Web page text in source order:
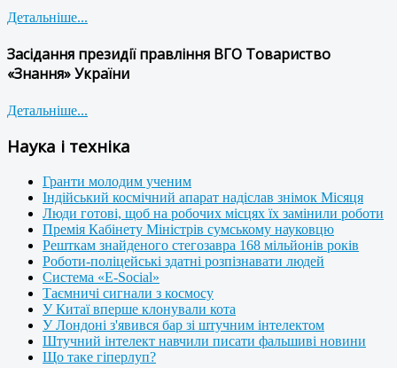
Детальніше...
Засідання президії правління ВГО Товариство
«Знання» України
Детальніше...
Наука і техніка
Гранти молодим ученим
Індійський космічний апарат надіслав знімок Місяця
Люди готові, щоб на робочих місцях їх замінили роботи
Премія Кабінету Міністрів сумському науковцю
Решткам знайденого стегозавра 168 мільйонів років
Роботи-поліцейські здатні розпізнавати людей
Система «E-Social»
Таємничі сигнали з космосу
У Китаї вперше клонували кота
У Лондоні з'явився бар зі штучним інтелектом
Штучний інтелект навчили писати фальшиві новини
Що таке гіперлуп?